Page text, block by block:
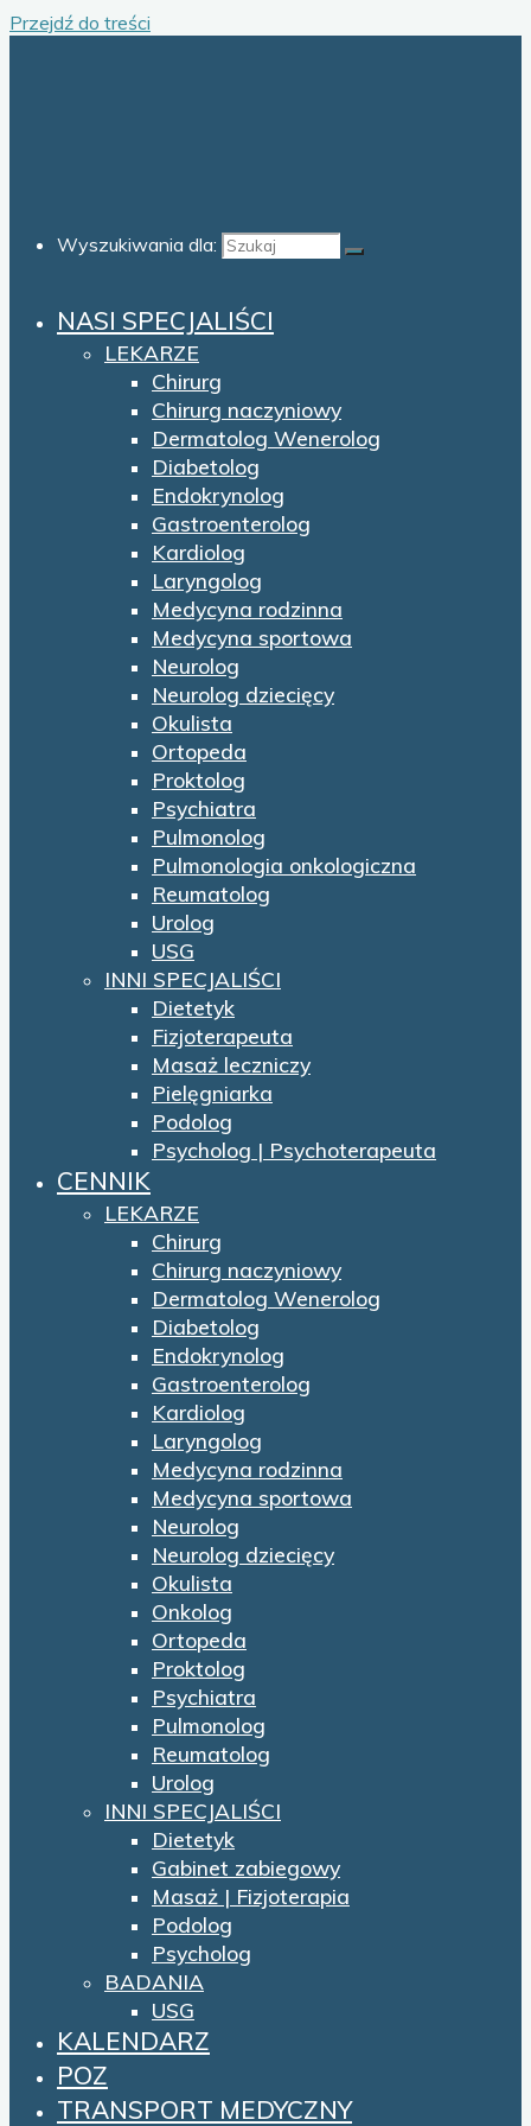
Przejdź do treści
Wyszukiwania dla:
NASI SPECJALIŚCI
LEKARZE
Chirurg
Chirurg naczyniowy
Dermatolog Wenerolog
Diabetolog
Endokrynolog
Gastroenterolog
Kardiolog
Laryngolog
Medycyna rodzinna
Medycyna sportowa
Neurolog
Neurolog dziecięcy
Okulista
Ortopeda
Proktolog
Psychiatra
Pulmonolog
Pulmonologia onkologiczna
Reumatolog
Urolog
USG
INNI SPECJALIŚCI
Dietetyk
Fizjoterapeuta
Masaż leczniczy
Pielęgniarka
Podolog
Psycholog | Psychoterapeuta
CENNIK
LEKARZE
Chirurg
Chirurg naczyniowy
Dermatolog Wenerolog
Diabetolog
Endokrynolog
Gastroenterolog
Kardiolog
Laryngolog
Medycyna rodzinna
Medycyna sportowa
Neurolog
Neurolog dziecięcy
Okulista
Onkolog
Ortopeda
Proktolog
Psychiatra
Pulmonolog
Reumatolog
Urolog
INNI SPECJALIŚCI
Dietetyk
Gabinet zabiegowy
Masaż | Fizjoterapia
Podolog
Psycholog
BADANIA
USG
KALENDARZ
POZ
TRANSPORT MEDYCZNY